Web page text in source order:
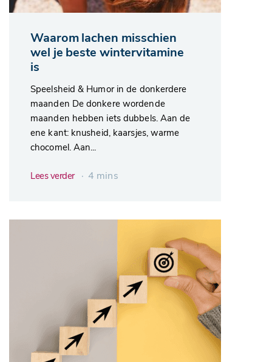
Waarom lachen misschien
wel je beste wintervitamine
is
Speelsheid & Humor in de donkerdere
maanden De donkere wordende
maanden hebben iets dubbels. Aan de
ene kant: knusheid, kaarsjes, warme
chocomel. Aan...
Lees verder ∙ 4 mins